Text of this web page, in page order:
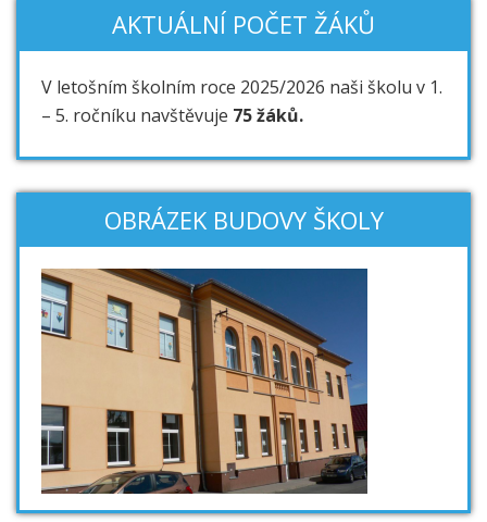
AKTUÁLNÍ POČET ŽÁKŮ
V letošním školním roce 2025/2026 naši školu v 1.
– 5. ročníku navštěvuje 75 žáků.
OBRÁZEK BUDOVY ŠKOLY